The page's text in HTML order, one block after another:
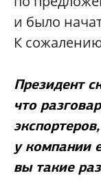
и было
К
Президент
что
у компании
вы такие